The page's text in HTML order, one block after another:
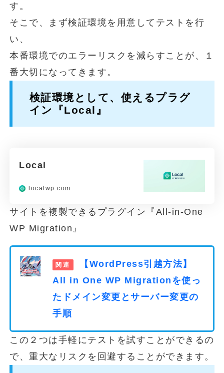
す。
そこで、まず検証環境を用意してテストを行
い、
本番環境でのエラーリスクを減らすことが、１
番大切になってきます。
検証環境として、使えるプラグ
イン『Local』
Local
localwp.com
サイトを複製できるプラグイン『All-in-One
WP Migration』
【WordPress引越方法】
All in One WP Migrationを使っ
たドメイン変更とサーバー変更の
手順
この２つは手軽にテストを試すことができるの
で、重大なリスクを回避することができます。